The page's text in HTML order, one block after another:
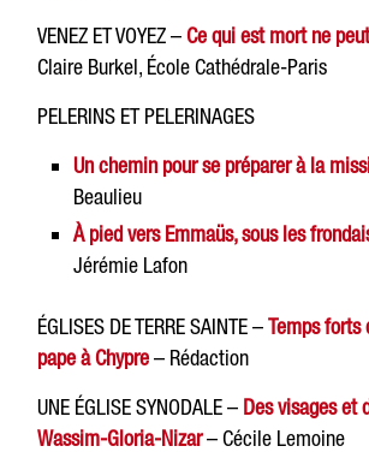
VENEZ ET VOYEZ –Ce qui est mort ne
Claire Burkel, École Cathédrale-Paris
PELERINS ET PELERINAGES
Un chemin pour se préparer à la
Beaulieu
À pied vers Emmaüs, sous les
Jérémie Lafon
ÉGLISES DE TERRE SAINTE –Temps forts
pape à Chypre – Rédaction
UNE ÉGLISE SYNODALE – Des visages et
Wassim-Gloria-Nizar– Cécile Lemoine